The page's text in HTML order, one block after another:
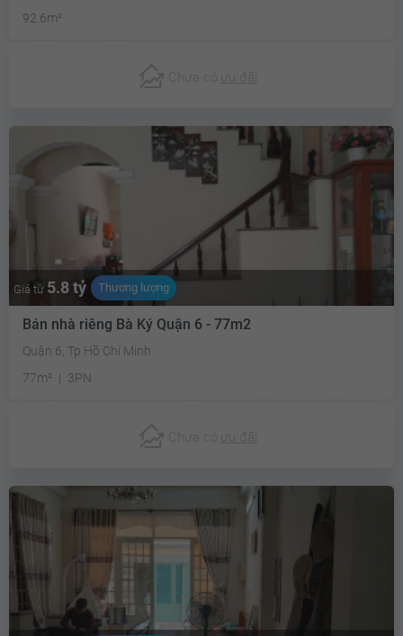
92.6m²
Chưa có ưu đãi
Giá từ 5.8 tỷ Thương lượng
Bán nhà riêng Bà Ký Quận 6 - 77m2
Quận 6, Tp Hồ Chí Minh
77m²
3PN
Chưa có ưu đãi